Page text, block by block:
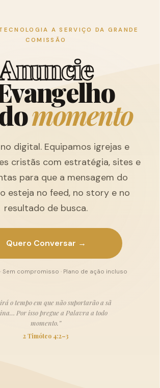
A SERVIÇO DA GRANDE
COMISSÃO
nuncie
vangelho
omomento
digital. Equipamos igrejas e
cristãs com estratégia, sites e
para que a mensagem do
esteja no feed, no story e no
resultado de busca.
Quero Conversar →
Sem compromisso · Plano de ação incluso
o tempo em que não suportarão a sã
Por isso pregue a Palavra a todo
momento.”
2 Timóteo 4:2–3